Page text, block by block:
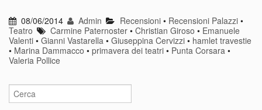
08/06/2014 Admin Recensioni• Recensioni Palazzi•
Teatro
Carmine Paternoster •Christian Giroso • Emanuele
Valenti • Gianni Vastarella • Giuseppina Cervizzi • hamlet travestie
• Marina Dammacco • primavera dei teatri • Punta Corsara •
Valeria Pollice